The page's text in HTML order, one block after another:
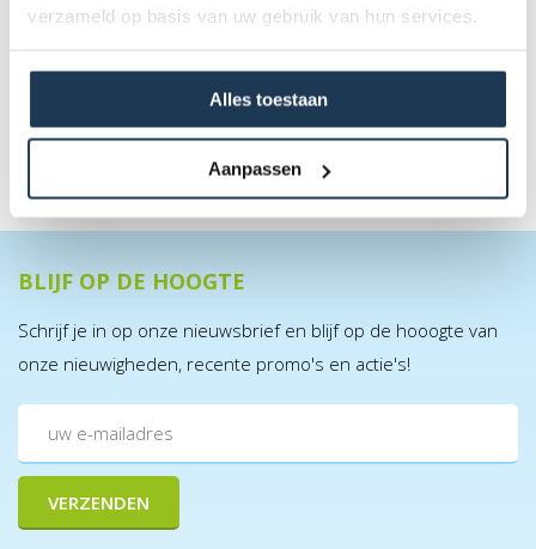
verzameld op basis van uw gebruik van hun services.
Alles toestaan
Aanpassen
Incl. BTW
BLIJF OP DE HOOGTE
Schrijf je in op onze nieuwsbrief en blijf op de hooogte van
onze nieuwigheden, recente promo's en actie's!